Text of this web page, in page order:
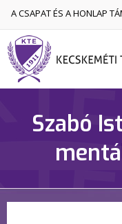
A CSAPAT ÉS A HONLAP
Szabó